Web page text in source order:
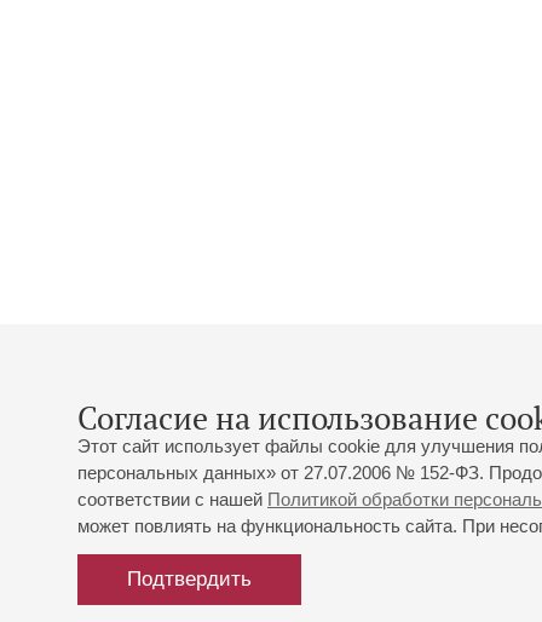
Согласие на использование
Этот сайт использует файлы cookie для улучшения
персональных данных» от 27.07.2006 № 152-ФЗ.
соответствии с нашей Политикой обработки
может повлиять на функциональность сайта. При
Подтвердить